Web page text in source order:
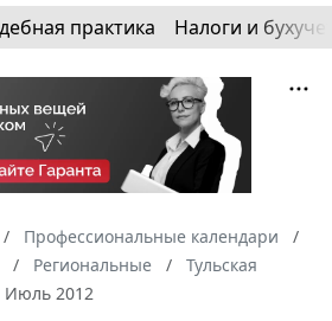
практика Налоги и
Профессиональные календари
Региональные
Тульская
Июль 2012